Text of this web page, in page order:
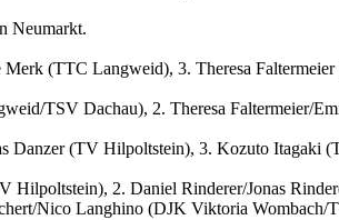
Neumarkt.
(TTC Langweid), 3. Theresa
TSV Dachau), 2. Theresa Faltermeier/
Danzer (TV Hilpoltstein), 3. Kozuto
2. Daniel Rinderer/Jonas
Nico Langhino (DJK Viktoria Wombach/